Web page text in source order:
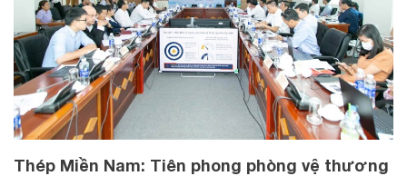
Thép Miền Nam: Tiên phong phòng vệ thương